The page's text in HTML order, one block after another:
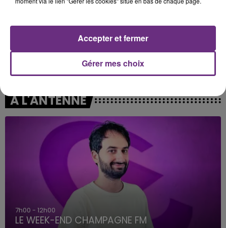
Comme Caroline
A L'ANTENNE
7h00 - 12h00
LE WEEK-END CHAMPAGNE FM
Gérer mes choix
Accepter et fermer